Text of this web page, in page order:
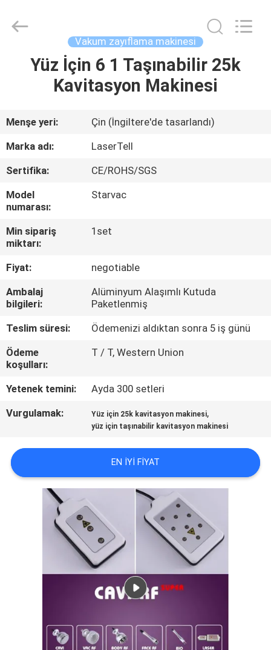
S
HAKKIMIZDA
FABRIKA
TURU
KALITE
2015
Vakum zayıflama makinesi
Yüz İçin 6 1 Taşınabilir 25k
Kavitasyon Makinesi
Menşe yeri:
Çin (İngiltere'de tasarlandı)
Marka adı:
LaserTell
Sertifika:
CE/ROHS/SGS
Model
numarası:
Starvac
Min sipariş
miktarı:
1set
Fiyat:
negotiable
Ambalaj
bilgileri:
Alüminyum Alaşımlı Kutuda
Paketlenmiş
Teslim süresi:
Ödemenizi aldıktan sonra 5 iş günü
Ödeme
koşulları:
T / T, Western Union
Yetenek temini:
Ayda 300 setleri
Vurgulamak:
Yüz için 25k kavitasyon makinesi,
yüz için taşınabilir kavitasyon makinesi
EN IYI FIYAT